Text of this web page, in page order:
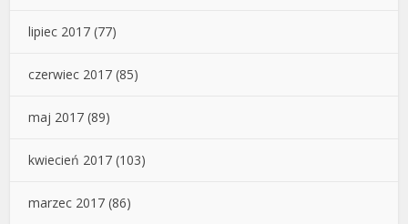
lipiec 2017 (77)
czerwiec 2017 (85)
maj 2017 (89)
kwiecień 2017 (103)
marzec 2017 (86)